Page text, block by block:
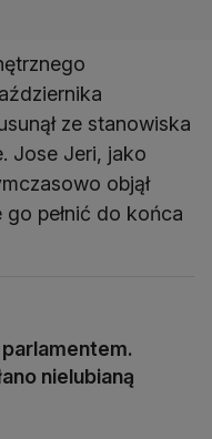
ze stanowiska
Jose Jeri, jako
objął
go pełnić do końca
nielubianą